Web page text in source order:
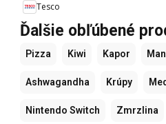
Tesco
Ďalšie obľúbené
Pizza Kiwi Kapor
Ashwagandha Krúpy Med
Nintendo Switch Zmrzlina